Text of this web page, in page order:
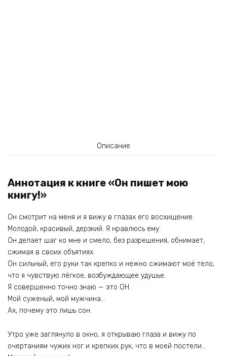
Описание
Аннотация к книге «Он пишет мою
книгу!»
Он смотрит на меня и я вижу в глазах его восхищение.
Молодой, красивый, дерзкий. Я нравлюсь ему.
Он делает шаг ко мне и смело, без разрешения, обнимает,
сжимая в своих объятиях.
Он сильный, его руки так крепко и нежно сжимают моё тело,
что я чувствую лёгкое, возбуждающее удушье.
Я совершенно точно знаю — это ОН.
Мой суженый, мой мужчина…
Ах, почему это лишь сон.
Утро уже заглянуло в окно, я открываю глаза и вижу по
очертаниям чужих ног и крепких рук, что в моей постели…